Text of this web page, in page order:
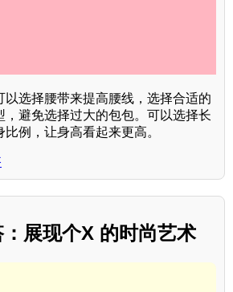
以选择腰带来提高腰线，选择合适的
，避免选择过大的包包。可以选择长
例，让身高看起来更高。
展现个X 的时尚艺术